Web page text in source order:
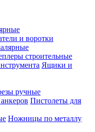
и воротки
строительные
Ящики и
ручные
Пистолеты для
Ножницы по металлу